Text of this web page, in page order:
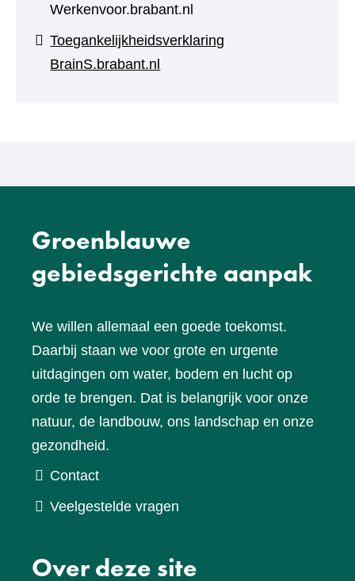
Werkenvoor.brabant.nl
Toegankelijkheidsverklaring
BrainS.brabant.nl
Groenblauwe
gebiedsgerichte aanpak
We willen allemaal een goede toekomst.
Daarbij staan we voor grote en urgente
uitdagingen om water, bodem en lucht op
orde te brengen. Dat is belangrijk voor onze
natuur, de landbouw, ons landschap en onze
gezondheid.
Contact
Veelgestelde vragen
Over deze site